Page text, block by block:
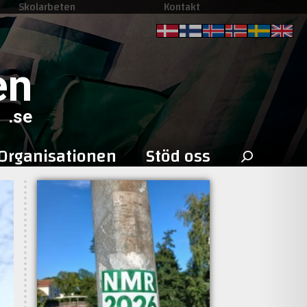
Skolarbeten Kontakt
.se
Stöd oss Sök
efter: